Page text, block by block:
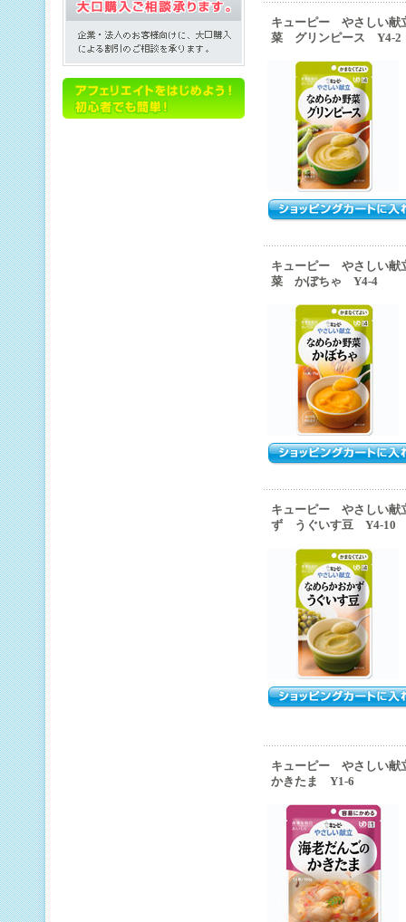
キューピー やさしい献
菜 グリンピース Y4-2
キューピー やさしい献
菜 かぼちゃ Y4-4
キューピー やさしい献
ず うぐいす豆 Y4-10
キューピー やさしい献
かきたま Y1-6